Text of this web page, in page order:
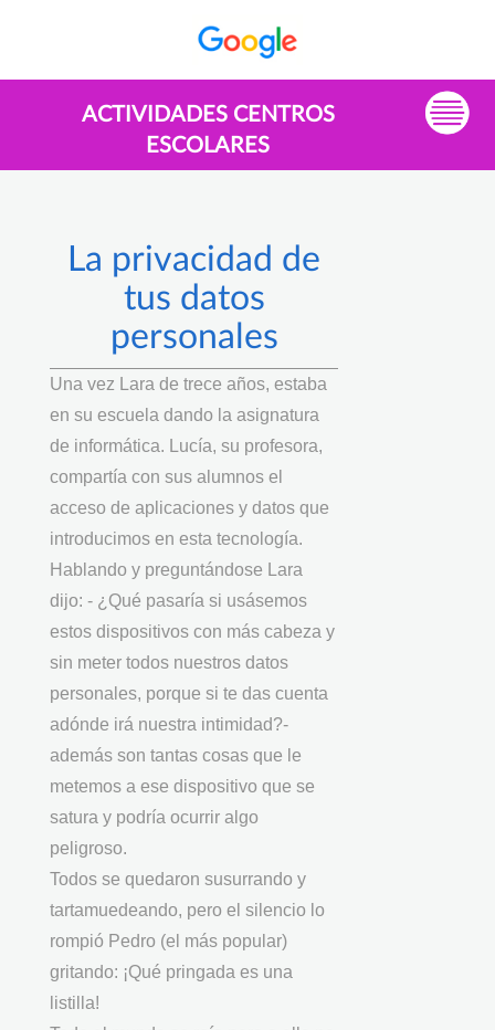
ACTIVIDADES CENTROS
ESCOLARES
La privacidad de
tus datos
personales
Una vez Lara de trece años, estaba
en su escuela dando la asignatura
de informática. Lucía, su profesora,
compartía con sus alumnos el
acceso de aplicaciones y datos que
introducimos en esta tecnología.
Hablando y preguntándose Lara
dijo: - ¿Qué pasaría si usásemos
estos dispositivos con más cabeza y
sin meter todos nuestros datos
personales, porque si te das cuenta
adónde irá nuestra intimidad?-
además son tantas cosas que le
metemos a ese dispositivo que se
satura y podría ocurrir algo
peligroso.
Todos se quedaron susurrando y
tartamuedeando, pero el silencio lo
rompió Pedro (el más popular)
gritando: ¡Qué pringada es una
listilla!